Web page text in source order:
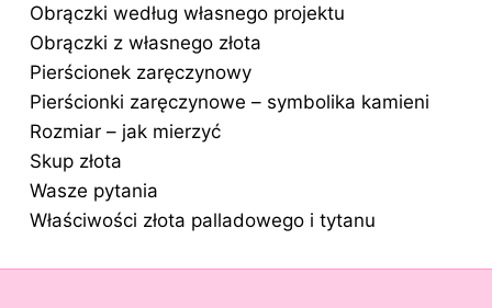
Obrączki według własnego projektu
Obrączki z własnego złota
Pierścionek zaręczynowy
Pierścionki zaręczynowe – symbolika kamieni
Rozmiar – jak mierzyć
Skup złota
Wasze pytania
Właściwości złota palladowego i tytanu